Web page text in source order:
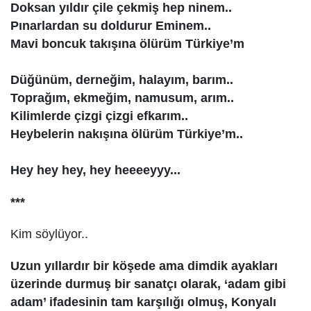
Doksan yıldır çile çekmiş hep ninem..
Pınarlardan su doldurur Eminem..
Mavi boncuk takışına ölürüm Türkiye’m
Düğünüm, derneğim, halayım, barım..
Toprağım, ekmeğim, namusum, arım..
Kilimlerde çizgi çizgi efkarım..
Heybelerin nakışına ölürüm Türkiye’m..
Hey hey hey, hey heeeeyyy...
***
Kim söylüyor..
Uzun yıllardır bir köşede ama dimdik ayakları
üzerinde durmuş bir sanatçı olarak, ‘adam gibi
adam’ ifadesinin tam karşılığı olmuş, Konyalı